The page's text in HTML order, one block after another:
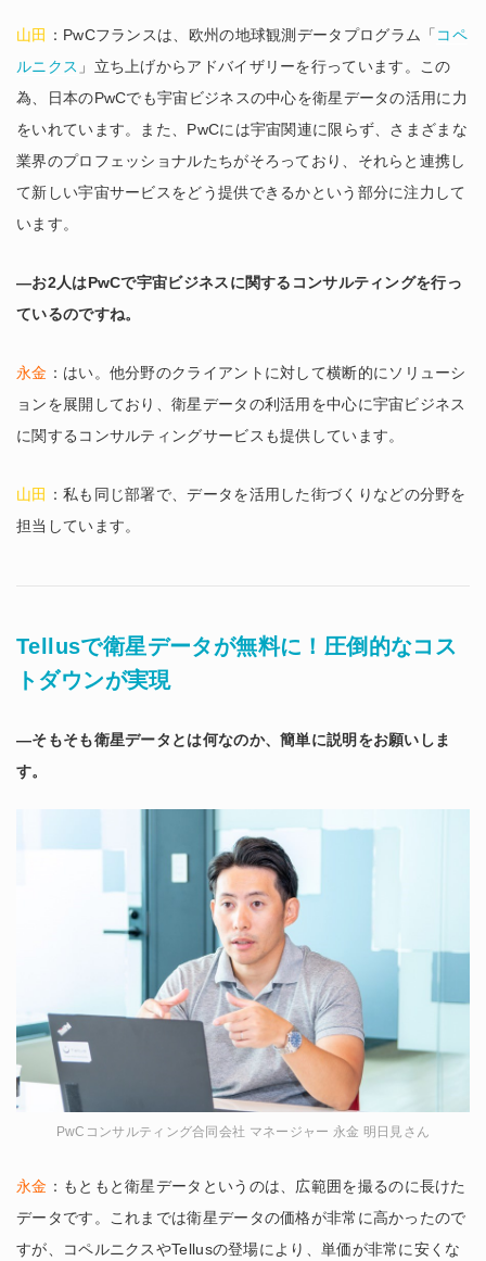
山田 ：PwCフランスは、欧州の地球観測データプログラム「 コペ
ルニクス 」立ち上げからアドバイザリーを行っています。この
為、日本のPwCでも宇宙ビジネスの中心を衛星データの活用に力
をいれています。また、PwCには宇宙関連に限らず、さまざまな
業界のプロフェッショナルたちがそろっており、それらと連携し
て新しい宇宙サービスをどう提供できるかという部分に注力して
います。
―お2人はPwCで宇宙ビジネスに関するコンサルティングを行っ
ているのですね。
永金 ：はい。他分野のクライアントに対して横断的にソリューシ
ョンを展開しており、衛星データの利活用を中心に宇宙ビジネス
に関するコンサルティングサービスも提供しています。
山田
：私も同じ部署で、データを活用した街づくりなどの分野を
担当しています。
Tellusで衛星データが無料に！圧倒的なコス
トダウンが実現
―そもそも衛星データとは何なのか、簡単に説明をお願いしま
す。
PwCコンサルティング合同会社 マネージャー 永金 明日見さん
永金 ：もともと衛星データというのは、広範囲を撮るのに長けた
データです。これまでは衛星データの価格が非常に高かったので
すが、コペルニクスやTellusの登場により、単価が非常に安くな